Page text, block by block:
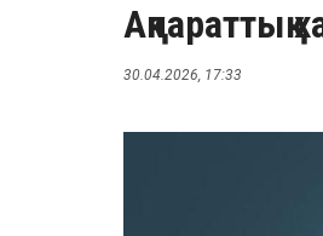
Ақпараттық
30.04.2026, 17:33